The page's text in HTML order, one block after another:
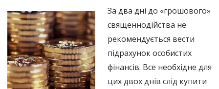
За два дні до «грошового»
священнодійства не
рекомендується вести
підрахунок особистих
фінансів. Все необхідне для
цих двох днів слід купити